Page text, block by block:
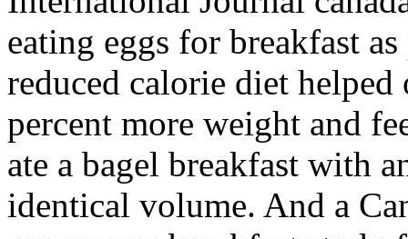
eating eggs for breakfast
reduced calorie diet
percent more weight and
ate a bagel breakfast with
identical volume. And a